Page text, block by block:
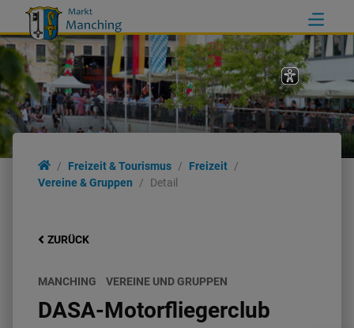
Freizeit & Tourismus
Freizeit
Vereine & Gruppen
Detail
ZURÜCK
MANCHING VEREINE UND GRUPPEN
DASA-Motorfliegerclub